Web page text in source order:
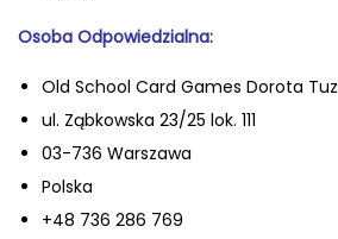
Osoba Odpowiedzialna:
Old School Card Games Dorota Tuz
ul. Ząbkowska 23/25 lok. 111
03-736 Warszawa
Polska
+48 736 286 769